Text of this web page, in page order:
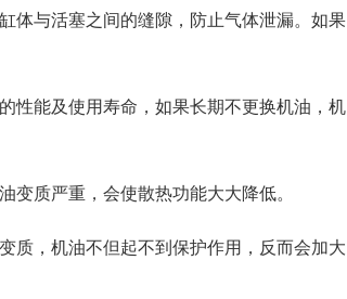
体与活塞之间的缝隙，防止气体泄漏。如果
性能及使用寿命，如果长期不更换机油，机
变质严重，会使散热功能大大降低。
质，机油不但起不到保护作用，反而会加大